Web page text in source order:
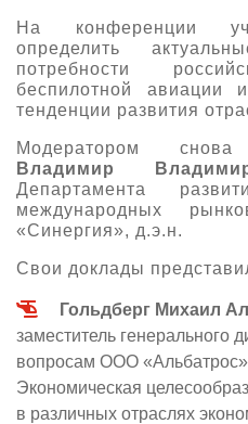
На конференции
определить
потребности
беспилотной авиации
тенденции развития
Модератором
Владимир
Департамента
международных
«Синергия», д.э.н.
Свои доклады
Гольдберг Михаил
заместитель генерального
вопросам ООО
Экономическая
в различных отраслях